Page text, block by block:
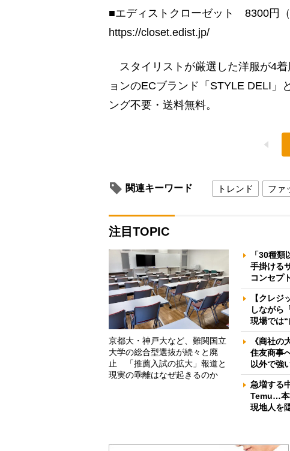
■エディストクローゼット 8300円（
https://closet.edist.jp/
スタイリストが厳選した洋服が4
ョンのECブランド「STYLE DELI」
ング不要・送料無料。
関連キーワード トレンド ファ
注目TOPIC
京都大・神戸大など、難関国立
大学の総合型選抜が続々と廃
止 「推薦入試の拡大」報道と
現実の乖離はなぜ起きるのか
「30種
手掛ける
コンセプ
【クレ
しながら
現場では
《商社の
住友商事
以外で強
急増する
Temu…本
現地人を